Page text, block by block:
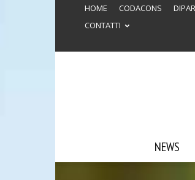
HOME CODACONS
CONTATTI
NEWS